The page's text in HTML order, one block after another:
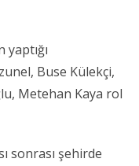
yaptığı
Buse Külekçi,
Metehan Kaya rol
sonrası şehirde